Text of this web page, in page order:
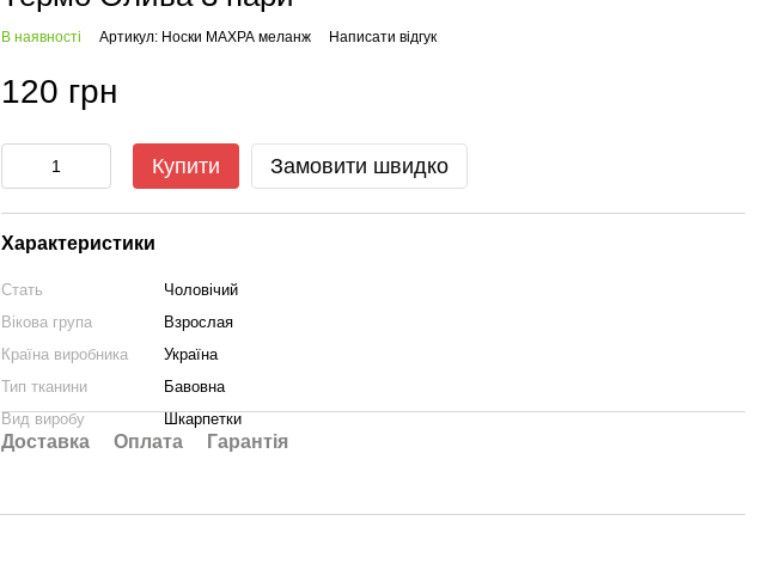
В наявності Артикул: Носки МАХРА меланж Написати відгук
120 грн
Купити Замовити швидко
Характеристики
Стать
Чоловічий
Вікова група
Взрослая
Країна виробника
Україна
Тип тканини
Бавовна
Вид виробу
Шкарпетки
Доставка Оплата Гарантія